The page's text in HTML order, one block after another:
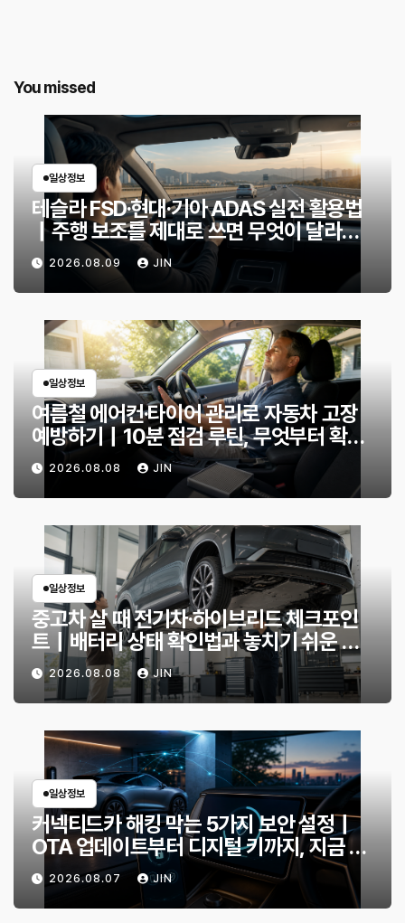
You missed
일상정보
테슬라 FSD·현대·기아 ADAS 실전 활용법
｜주행 보조를 제대로 쓰면 무엇이 달라질
까?2026.08.09 JIN
일상정보
여름철 에어컨·타이어 관리로 자동차 고장
예방하기｜10분 점검 루틴, 무엇부터 확인
할까?
2026.08.08 JIN
일상정보
중고차 살 때 전기차·하이브리드 체크포인
트｜배터리 상태 확인법과 놓치기 쉬운 위
험 신호
2026.08.08 JIN
일상정보
커넥티드카 해킹 막는 5가지 보안 설정｜
OTA 업데이트부터 디지털 키까지, 지금 확
인할 것은?
2026.08.07 JIN